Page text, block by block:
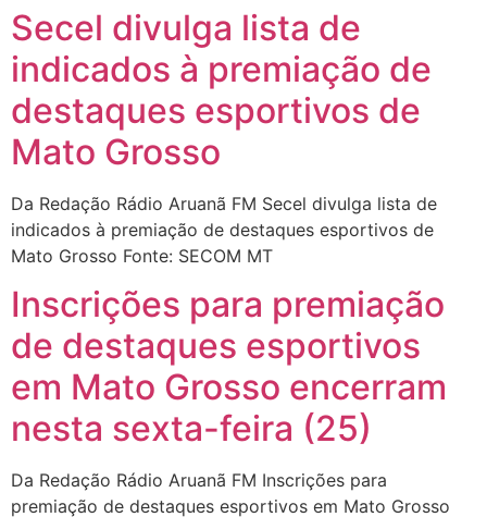
Secel divulga lista de
indicados à premiação de
destaques esportivos de
Mato Grosso
Da Redação Rádio Aruanã FM Secel divulga lista de
indicados à premiação de destaques esportivos de
Mato Grosso Fonte: SECOM MT
Inscrições para premiação
de destaques esportivos
em Mato Grosso encerram
nesta sexta-feira (25)
Da Redação Rádio Aruanã FM Inscrições para
premiação de destaques esportivos em Mato Grosso